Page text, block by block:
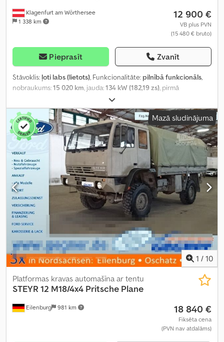
Klagenfurt am Wörthersee
1 338 km
12 900 €
VB plus PVN
(15 480 € bruto)
Pieprasīt Zvanīt
Stāvoklis: ļoti labs (lietots), Funkcionalitāte: pilnībā funkcionāls,
nobraukums:15 020 km , jauda:134 kW (182,19 zs) , pirmā
, degvielas veids:
7 520 kg, asu konfigurācija:4x4, riteņu bāze:3 800 mm, nākamā
pārbaude (TÜV):07/2026, degviela:dīzeļdegviela, pārnesuma
veids: mehānisks , piekares sistēma:tērauds, Ražošanas gads:1993,
Mazā sludinājuma
1 / 10
Eilenburg 981 km
Platformas kravas automašīna ar tentu
STEYR 12 M18/4x4 Pritsche Plane
18 840 €
Fiksēta cena
(PVN nav atdalāms)